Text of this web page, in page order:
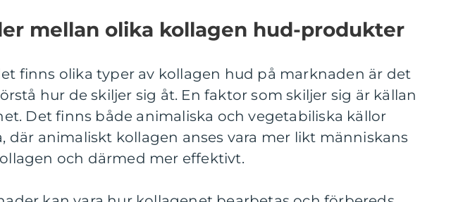
mellan olika kollagen hud-produkter
finns olika typer av kollagen hud på marknaden är det
hur de skiljer sig åt. En faktor som skiljer sig är källan
Det finns både animaliska och vegetabiliska källor
där animaliskt kollagen anses vara mer likt människans
och därmed mer effektivt.